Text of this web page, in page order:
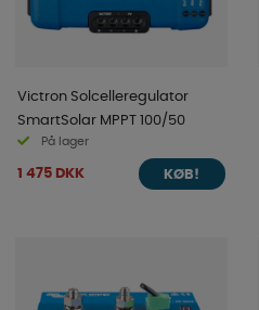
Victron Solcelleregulator
SmartSolar MPPT 100/50
På lager
1 475 DKK KØB!